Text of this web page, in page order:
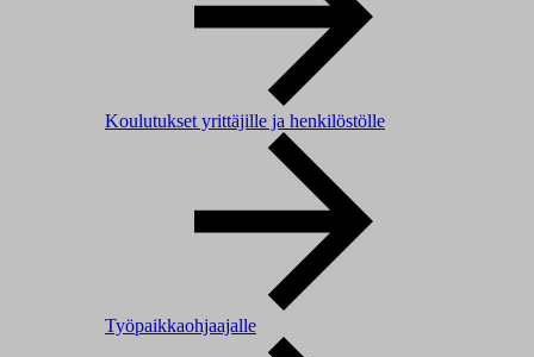
Koulutukset yrittäjille ja henkilöstölle
Työpaikkaohjaajalle